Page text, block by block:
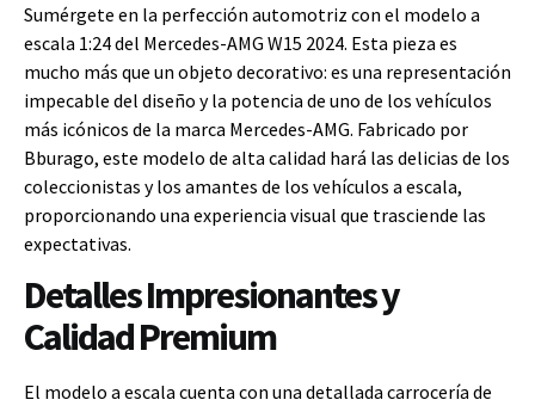
Sumérgete en la perfección automotriz con el modelo a
escala 1:24 del Mercedes-AMG W15 2024. Esta pieza es
mucho más que un objeto decorativo: es una representación
impecable del diseño y la potencia de uno de los vehículos
más icónicos de la marca Mercedes-AMG. Fabricado por
Bburago, este modelo de alta calidad hará las delicias de los
coleccionistas y los amantes de los vehículos a escala,
proporcionando una experiencia visual que trasciende las
expectativas.
Detalles Impresionantes y
Calidad Premium
El modelo a escala cuenta con una detallada carrocería de